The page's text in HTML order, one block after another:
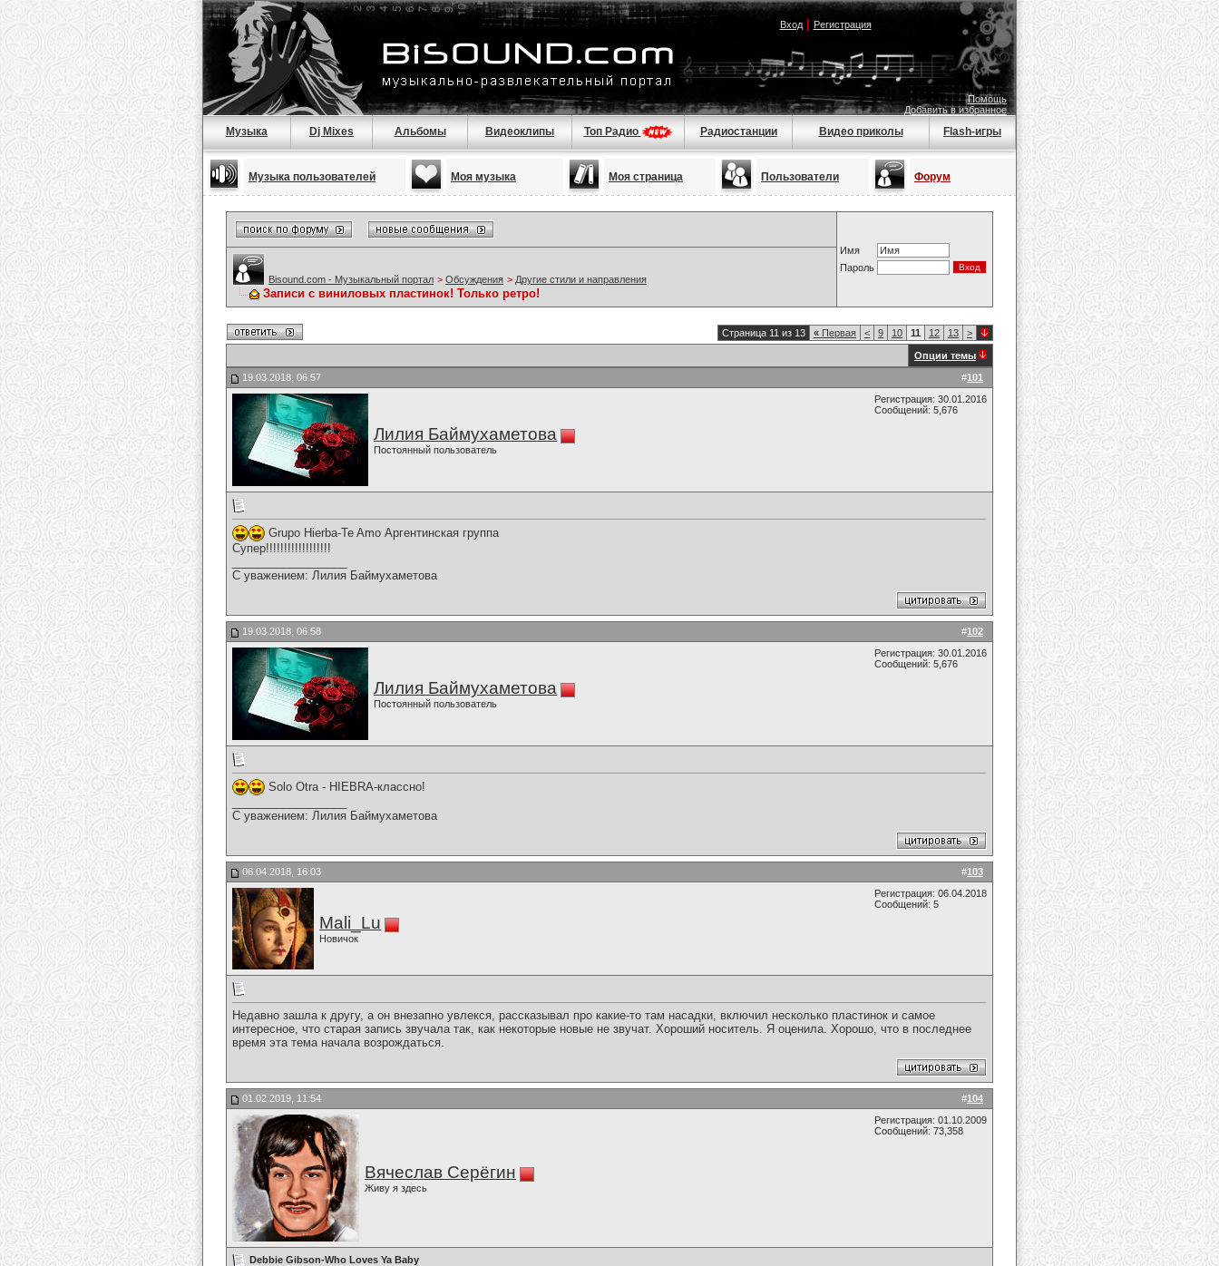
Вход| Регистрация
Помощь
Добавить в избранное
Музыка Dj Mixes Альбомы Видеоклипы Топ Радио Радиостанции Видео приколы Flash-игры
Музыка пользователей Моя музыка Моя страница Пользователи Форум
Имя
Пароль
Bisound.com - Музыкальный портал > Обсуждения > Другие стили и направления
Записи с виниловых пластинок! Только ретро!
Страница 11 из 13 « Первая < 9 10 11 12 13 >
Опции темы
#101
19.03.2018, 06:57
Лилия Баймухаметова
Постоянный пользователь
Регистрация: 30.01.2016
Сообщений: 5,676
Grupo Hierba-Te Amo Аргентинская группа
Супер!!!!!!!!!!!!!!!!!!
С уважением: Лилия Баймухаметова
#102
19.03.2018, 06:58
Лилия Баймухаметова
Постоянный пользователь
Регистрация: 30.01.2016
Сообщений: 5,676
Solo Otra - HIEBRA-классно!
С уважением: Лилия Баймухаметова
#103
06.04.2018, 16:03
Mali_Lu
Новичок
Регистрация: 06.04.2018
Сообщений: 5
Недавно зашла к другу, а он внезапно увлекся, рассказывал про какие-то там насадки, включил несколько пластинок и самое
интересное, что старая запись звучала так, как некоторые новые не звучат. Хороший носитель. Я оценила. Хорошо, что в последнее
время эта тема начала возрождаться.
#104
01.02.2019, 11:54
Вячеслав Серёгин
Живу я здесь
Регистрация: 01.10.2009
Сообщений: 73,358
Debbie Gibson-Who Loves Ya Baby